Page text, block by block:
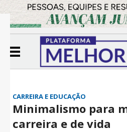
CARREIRA E EDUCAÇÃO
Minimalismo para
carreira e de vida